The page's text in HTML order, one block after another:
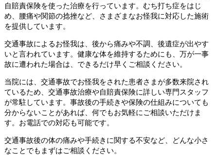
自賠責保険を使った治療を行っています。むち打ち症をはじ
め、腰痛や関節の捻挫など、さまざまなお怪我に対応した施術
を提供しています。
交通事故によるお怪我は、後から痛みや不調、後遺症が出やす
いと言われています。健康な体を維持するためにも、万が一事
故に遭われた場合は、できるだけ早くご相談ください。
当院には、交通事故でお怪我をされた患者さまが多数来院され
ているため、交通事故治療や自賠責保険に詳しい専門スタッフ
が常駐しています。事故後の手続きや保険の仕組みについても
分からないことがあれば、何でもお気軽にご相談いただけま
す。お電話での対応も可能です。
交通事故後の体の痛みや手続きに関する不安など、どんな小さ
なことでもまずはご相談ください。